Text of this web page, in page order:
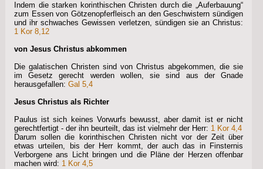
Indem die starken korinthischen Christen durch die „Auferbauung“
zum Essen von Götzenopferfleisch an den Geschwistern sündigen
und ihr schwaches Gewissen verletzen, sündigen sie an Christus:
1 Kor 8,12
von Jesus Christus abkommen
Die galatischen Christen sind von Christus abgekommen, die sie
im Gesetz gerecht werden wollen, sie sind aus der Gnade
herausgefallen: Gal 5,4
Jesus Christus als Richter
Paulus ist sich keines Vorwurfs bewusst, aber damit ist er nicht
gerechtfertigt - der ihn beurteilt, das ist vielmehr der Herr: 1 Kor 4,4
Darum sollen die korinthischen Christen nicht vor der Zeit über
etwas urteilen, bis der Herr kommt, der auch das in Finsternis
Verborgene ans Licht bringen und die Pläne der Herzen offenbar
machen wird: 1 Kor 4,5